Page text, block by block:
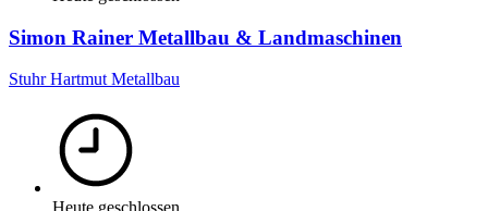
Simon Rainer Metallbau & Landmaschinen
Stuhr Hartmut Metallbau